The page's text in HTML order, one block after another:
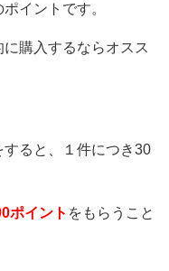
イントです。
購入するならオスス
ると、１件につき30
ポイント をもらうこと